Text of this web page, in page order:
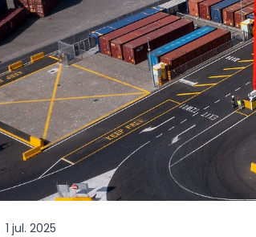
1 jul. 2025